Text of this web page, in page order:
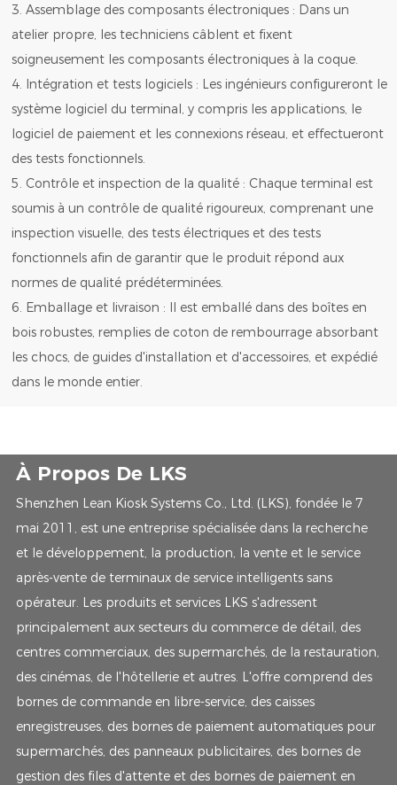
3. Assemblage des composants électroniques : Dans un
atelier propre, les techniciens câblent et fixent
soigneusement les composants électroniques à la coque.
4. Intégration et tests logiciels : Les ingénieurs configureront le
système logiciel du terminal, y compris les applications, le
logiciel de paiement et les connexions réseau, et effectueront
des tests fonctionnels.
5. Contrôle et inspection de la qualité : Chaque terminal est
soumis à un contrôle de qualité rigoureux, comprenant une
inspection visuelle, des tests électriques et des tests
fonctionnels afin de garantir que le produit répond aux
normes de qualité prédéterminées.
6. Emballage et livraison : Il est emballé dans des boîtes en
bois robustes, remplies de coton de rembourrage absorbant
les chocs, de guides d'installation et d'accessoires, et expédié
dans le monde entier.
À Propos De LKS
Shenzhen Lean Kiosk Systems Co., Ltd. (LKS), fondée le 7
mai 2011, est une entreprise spécialisée dans la recherche
et le développement, la production, la vente et le service
après-vente de terminaux de service intelligents sans
opérateur. Les produits et services LKS s'adressent
principalement aux secteurs du commerce de détail, des
centres commerciaux, des supermarchés, de la restauration,
des cinémas, de l'hôtellerie et autres. L'offre comprend des
bornes de commande en libre-service, des caisses
enregistreuses, des bornes de paiement automatiques pour
supermarchés, des panneaux publicitaires, des bornes de
gestion des files d'attente et des bornes de paiement en